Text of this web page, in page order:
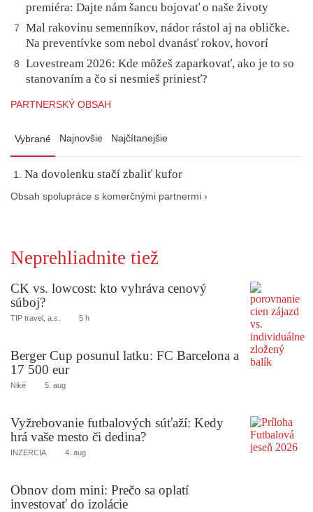
premiéra: Dajte nám šancu bojovať o naše životy
7
Mal rakovinu semenníkov, nádor rástol aj na obličke.
Na preventívke som nebol dvanásť rokov, hovorí
8
Lovestream 2026: Kde môžeš zaparkovať, ako je to so
stanovaním a čo si nesmieš priniesť?
PARTNERSKÝ OBSAH
Vybrané Najnovšie Najčítanejšie
Na dovolenku stačí zbaliť kufor
Obsah spolupráce s komerčnými partnermi ›
Neprehliadnite tiež
CK vs. lowcost: kto vyhráva cenový
súboj?
TIP travel, a.s. 5 h
Berger Cup posunul latku: FC Barcelona a
17 500 eur
Niké 5. aug
Vyžrebovanie futbalových súťaží: Kedy
hrá vaše mesto či dedina?
INZERCIA 4. aug
Obnov dom mini: Prečo sa oplatí
investovať do izolácie